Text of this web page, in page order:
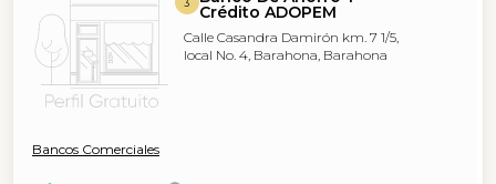
3 Crédito ADOPEM
Calle Casandra Damirón km. 7 1/5,
local No. 4, Barahona, Barahona
Bancos Comerciales